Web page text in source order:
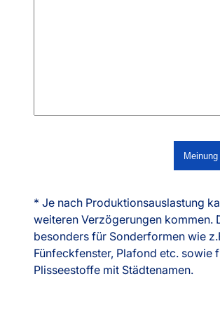
* Je nach Produktionsauslastung
weiteren Verzögerungen kommen.
besonders für Sonderformen wie
Fünfeckfenster, Plafond etc. sowie
Plisseestoffe mit Städtenamen.